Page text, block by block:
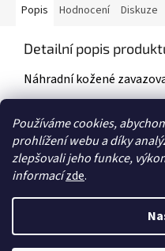
Používáme cookies,
prohlížení webu a díky
zlepšovali jeho funkce,
informacízde.
Popis Hodnocení Diskuze
Detailní popis
Náhradní kožené